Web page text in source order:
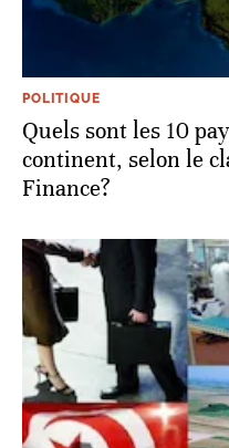
POLITIQUE
Quels sont les 10
continent, selon le
Finance?